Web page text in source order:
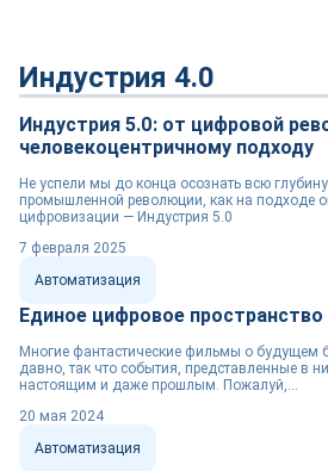
Индустрия 4.0
Индустрия 5.0: от цифровой
человекоцентричному подходу
Не успели мы до конца осознать всю
промышленной революции, как на подходе
цифровизации — Индустрия 5.0
Автоматизация
7 февраля 2025
Единое цифровое
Многие фантастические фильмы о будущем
давно, так что события, представленные в
настоящим и даже прошлым. Пожалуй,...
Автоматизация
20 мая 2024